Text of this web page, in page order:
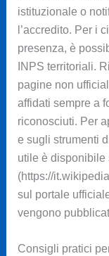
istituzionale o
l’accredito. Per i
presenza, è
INPS territoriali.
pagine non
affidati sempre a
riconosciuti. Per
e sugli strumenti
utile è disponibile
(https://
sul portale
vengono
Consigli pratici